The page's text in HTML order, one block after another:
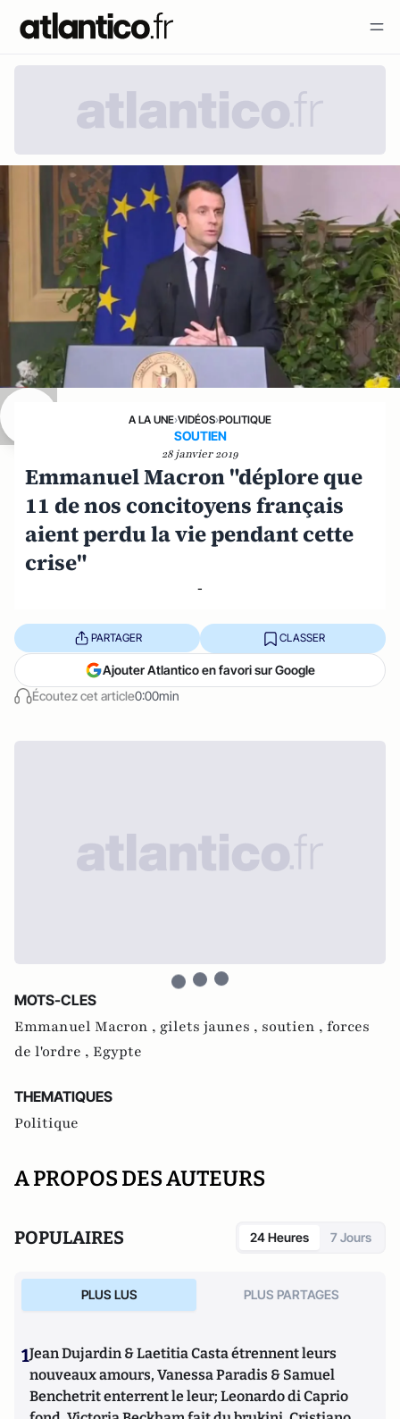
A LA UNE›VIDÉOS›POLITIQUE
SOUTIEN
28 janvier 2019
Emmanuel Macron "déplore que
11 de nos concitoyens français
aient perdu la vie pendant cette
crise"
-
Écoutez cet article0:00min
PARTAGER CLASSER
Ajouter Atlantico en favori sur Google
MOTS-CLES
Emmanuel Macron , gilets jaunes , soutien , forces
de l'ordre , Egypte
THEMATIQUES
Politique
A PROPOS DES AUTEURS
POPULAIRES 24 Heures 7 Jours
PLUS LUS PLUS PARTAGES
1Jean Dujardin & Laetitia Casta étrennent leurs
nouveaux amours, Vanessa Paradis & Samuel
Benchetrit enterrent le leur; Leonardo di Caprio